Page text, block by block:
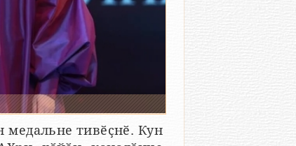
медальне тивӗҫнӗ. Кун